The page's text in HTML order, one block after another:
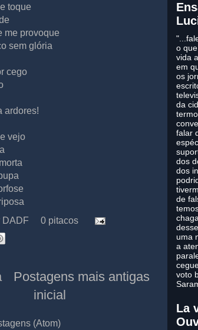
toque
me provoque
sem glória
cego
ardores!
vejo
DADF 0 pitacos
Postagens mais antigas
inicial
(Atom)
o
vida
em
os
da
falar
dos
dos
de
uma
a
voto
La